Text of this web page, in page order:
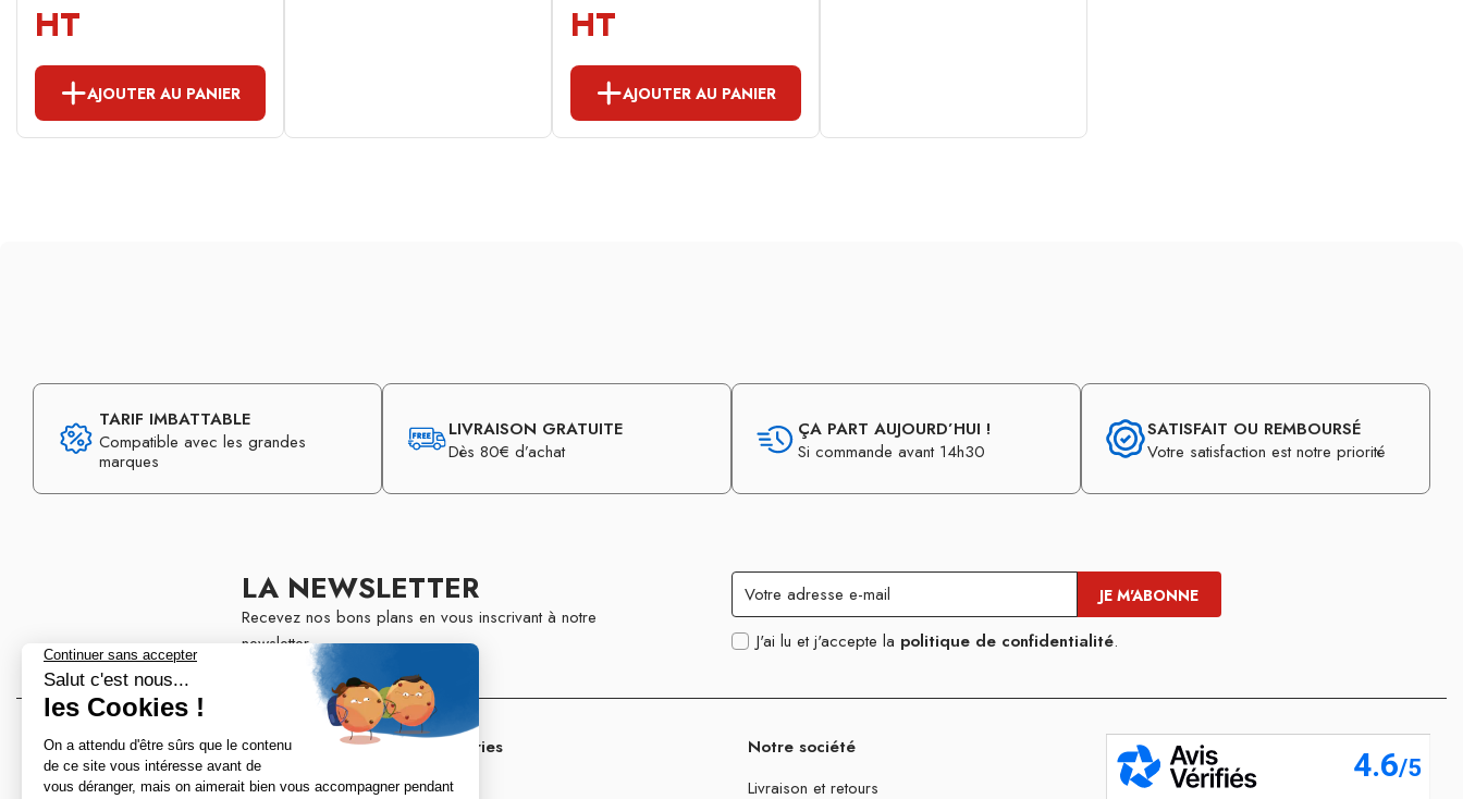
HT
AJOUTER AU PANIER
HT
AJOUTER AU PANIER
TARIF IMBATTABLE
Compatible avec les grandes
marques
LIVRAISON GRATUITE
Dès 80€ d’achat
ÇA PART AUJOURD’HUI !
Si commande avant 14h30
SATISFAIT OU REMBOURSÉ
Votre satisfaction est notre priorité
LA NEWSLETTER
Recevez nos bons plans en vous inscrivant à notre
newsletter
J'ai lu et j'accepte la politique de confidentialité.
Nos tops catégories
BRH Accort®
Notre société
Livraison et retours